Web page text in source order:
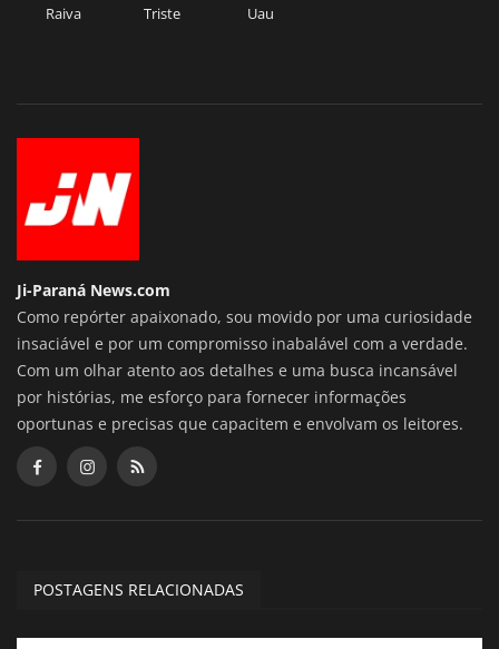
Raiva Triste Uau
Ji-Paraná News.com
Como repórter apaixonado, sou movido por uma curiosidade
insaciável e por um compromisso inabalável com a verdade.
Com um olhar atento aos detalhes e uma busca incansável
por histórias, me esforço para fornecer informações
oportunas e precisas que capacitem e envolvam os leitores.
POSTAGENS RELACIONADAS